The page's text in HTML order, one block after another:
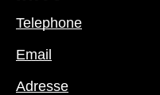
Telephone
Email
Adresse